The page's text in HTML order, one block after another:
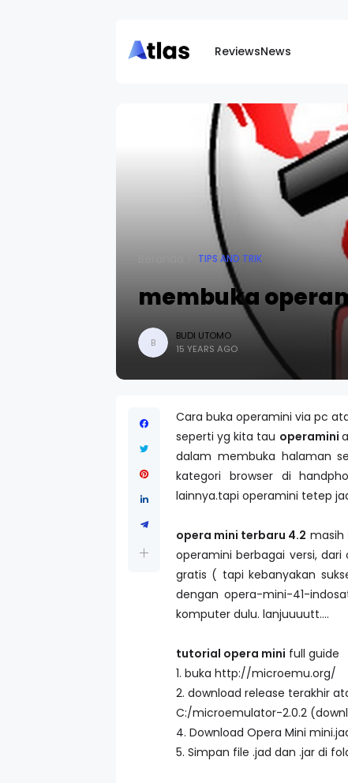
ReviewsNews
TIPS AND TRIK
membuka
B
BUDI UTOMO
15 YEARS AGO
Cara buka operamini via pc
seperti yg kita tau operamini
dalam membuka halaman
kategori browser di
lainnya.tapi operamini tetep
opera mini terbaru 4.2 masih
operamini berbagai versi,
gratis ( tapi kebanyakan
dengan opera-mini-41-
komputer dulu. lanjuuuutt....
tutorial opera mini full guide
1. buka http://microemu.org/
2. download release terakhir
C:/microemulator-2.0.2
4. Download Opera Mini
5. Simpan file .jad dan .jar di